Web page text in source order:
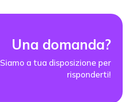
Una domanda?
Siamo a tua disposizione per
risponderti!